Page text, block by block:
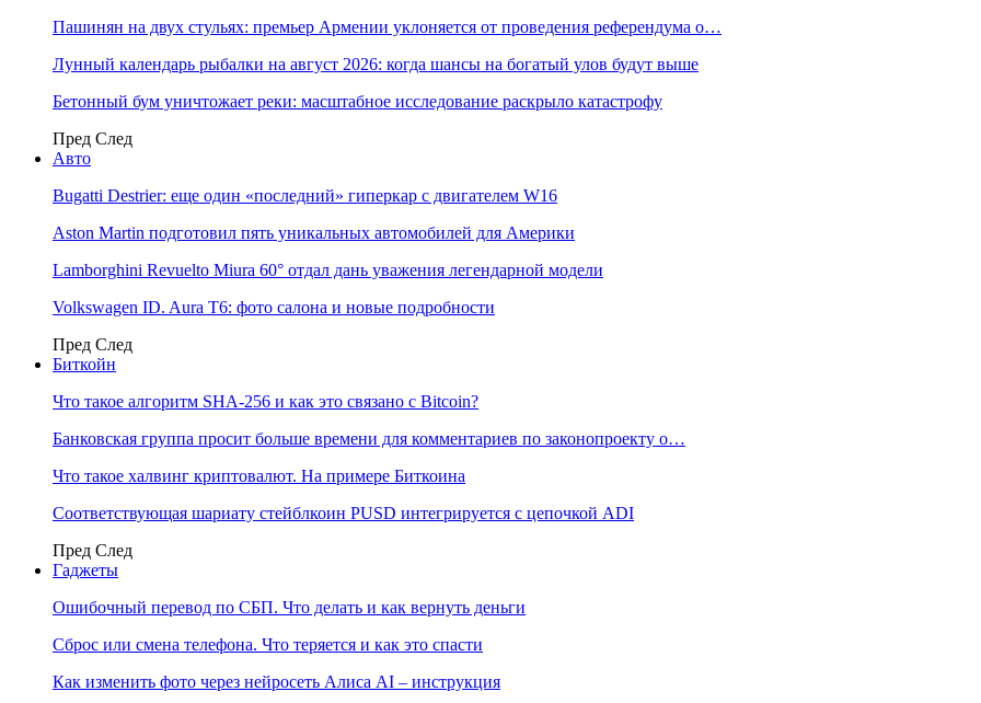
Пашинян на двух стульях: премьер Армении уклоняется от проведения референдума о…
Лунный календарь рыбалки на август 2026: когда шансы на богатый улов будут выше
Бетонный бум уничтожает реки: масштабное исследование раскрыло катастрофу
Пред След
Авто
Bugatti Destrier: еще один «последний» гиперкар с двигателем W16
Aston Martin подготовил пять уникальных автомобилей для Америки
Lamborghini Revuelto Miura 60° отдал дань уважения легендарной модели
Volkswagen ID. Aura T6: фото салона и новые подробности
Пред След
Биткойн
Что такое алгоритм SHA-256 и как это связано с Bitcoin?
Банковская группа просит больше времени для комментариев по законопроекту о…
Что такое халвинг криптовалют. На примере Биткоина
Соответствующая шариату стейблкоин PUSD интегрируется с цепочкой ADI
Пред След
Гаджеты
Ошибочный перевод по СБП. Что делать и как вернуть деньги
Сброс или смена телефона. Что теряется и как это спасти
Как изменить фото через нейросеть Алиса AI – инструкция